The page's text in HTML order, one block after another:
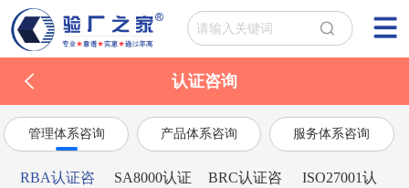
认证咨询
管理体系咨询 产品体系咨询 服务体系咨询
RBA认证咨
SA8000认证
BRC认证咨
ISO27001认